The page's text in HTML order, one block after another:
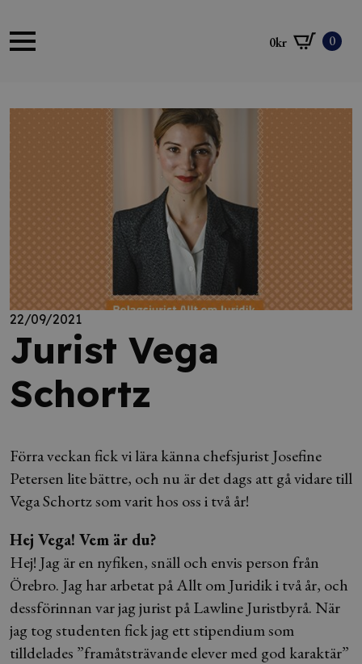
0kr 0
22/09/2021
Jurist Vega
Schortz
Förra veckan fick vi lära känna chefsjurist Josefine
Petersen lite bättre, och nu är det dags att gå vidare till
Vega Schortz som varit hos oss i två år!
Hej Vega! Vem är du?
Hej! Jag är en nyfiken, snäll och envis person från
Örebro. Jag har arbetat på Allt om Juridik i två år, och
dessförinnan var jag jurist på Lawline Juristbyrå. När
jag tog studenten fick jag ett stipendium som
tilldelades ”framåtsträvande elever med god karaktär”